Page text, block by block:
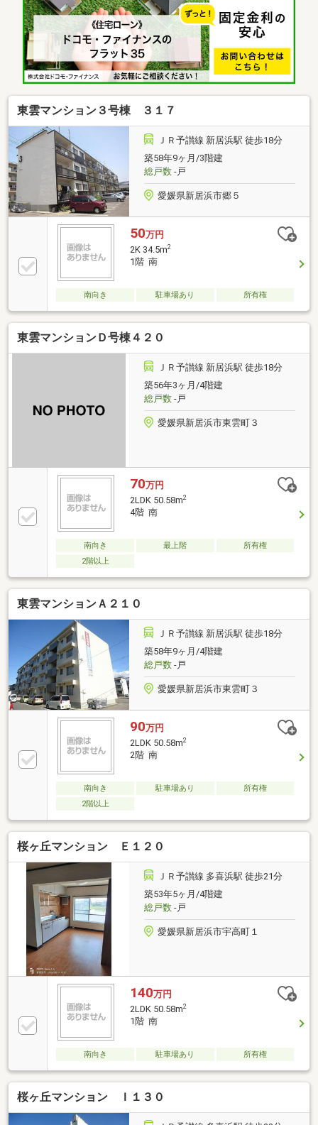
大切なペットと暮らせる環境 【周辺環境】 ・マルナカ
久保田店まで徒歩6分。毎日の買い出しがスムーズな
立地 ・新居浜市立金子小学校まで徒歩8分。お子様の
通学も安心な近さ
東雲マンション３号棟 ３１７
ＪＲ予讃線 新居浜駅 徒歩18分
築58年9ヶ月/3階建
総戸数-戸
愛媛県新居浜市郷５
50万円
2K 34.5m2
1階 南
南向き 駐車場あり 所有権
東雲マンションＤ号棟４２０
ＪＲ予讃線 新居浜駅 徒歩18分
築56年3ヶ月/4階建
総戸数-戸
愛媛県新居浜市東雲町３
70万円
2LDK 50.58m2
4階 南
南向き 最上階
所有権
2階以上
東雲マンションＡ２１０
ＪＲ予讃線 新居浜駅 徒歩18分
築58年9ヶ月/4階建
総戸数-戸
愛媛県新居浜市東雲町３
90万円
2LDK 50.58m2
2階 南
南向き 駐車場あり
所有権
2階以上
桜ヶ丘マンション Ｅ１２０
ＪＲ予讃線 多喜浜駅 徒歩21分
築53年5ヶ月/4階建
総戸数-戸
愛媛県新居浜市宇高町１
140万円
2LDK 50.58m2
1階 南
南向き 駐車場あり 所有権
桜ヶ丘マンション Ｉ１３０